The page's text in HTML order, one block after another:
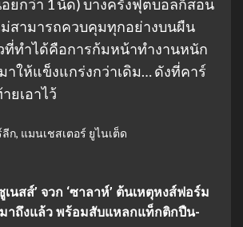
ยกว่า 1 นัด) บางครั้งฟุตบอลก็สอน
ม่สามารถควบคุมทุกอย่างบนผืน
ที่ทำได้คือการก้มหน้าทำงานหนัก
าให้แข็งแกร่งกว่าเดิม… ดังที่คาร์
ยเอาไว้
ลีก, แมนเชสเตอร์ ยูไนเต็ด
เนสส์’ จวก ‘ซาลาห์’ ต้นเหตุหงส์ฟอร์ม
าถึงแล้ว พร้อมสับแหลกแท็กติกปืน-